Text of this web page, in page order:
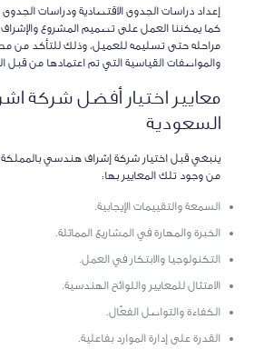
إعداد دراسات الجدوى الاقتصادية ودراسات
كما يمكننا العمل على تصميم المشروع
مراحله حتى تسليمه للعميل، وذلك للتأكد من
والمواصفات القياسية التي تم اعتمادها من قبل
معايير اختيار أفضل شركة
السعودية
ينبغي قبل اختيار شركة إشراف هندسي بالمملكة
من وجود تلك المعايير بها:
السمعة والتقييمات الإيجابية.
الخبرة والمهارة في المشاريع المماثلة.
التكنولوجيا والابتكار في العمل.
الامتثال للمعايير واللوائح الهندسية.
الكفاءة والتواصل الفعّال.
القدرة على إدارة الموارد بفاعلية.